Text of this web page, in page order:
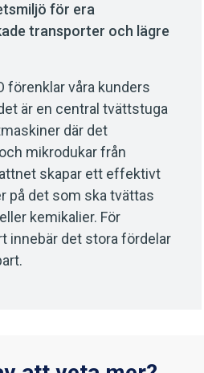
för era
transporter och lägre
förenklar våra kunders
är en central tvättstuga
där det
mikrodukar från
skapar ett effektivt
på det som ska tvättas
kemikalier. För
innebär det stora fördelar